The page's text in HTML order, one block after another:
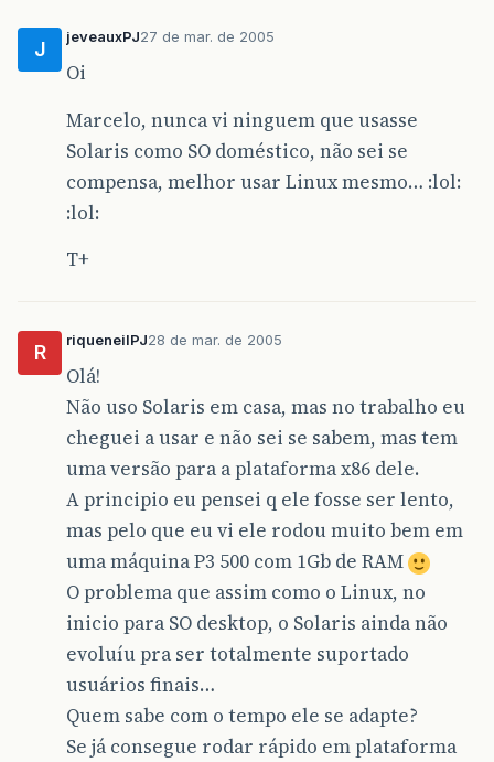
J
jeveauxPJ27 de mar. de 2005
Oi
Marcelo, nunca vi ninguem que usasse
Solaris como SO doméstico, não sei se
compensa, melhor usar Linux mesmo… :lol:
:lol:
T+
R
riqueneilPJ28 de mar. de 2005
Olá!
Não uso Solaris em casa, mas no trabalho eu
cheguei a usar e não sei se sabem, mas tem
uma versão para a plataforma x86 dele.
A principio eu pensei q ele fosse ser lento,
mas pelo que eu vi ele rodou muito bem em
uma máquina P3 500 com 1Gb de RAM
O problema que assim como o Linux, no
inicio para SO desktop, o Solaris ainda não
evoluíu pra ser totalmente suportado
usuários finais…
Quem sabe com o tempo ele se adapte?
Se já consegue rodar rápido em plataforma